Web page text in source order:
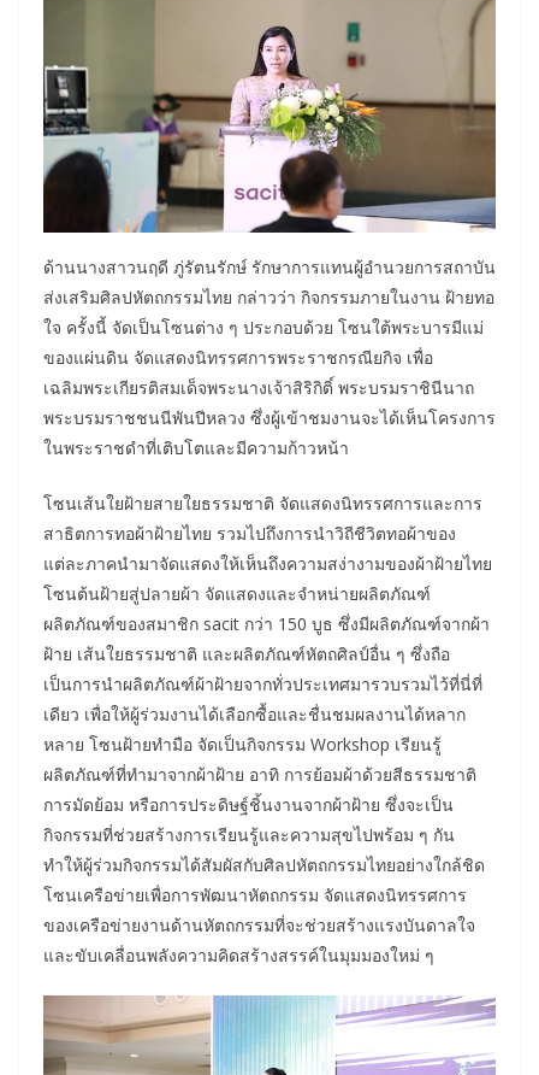
ด้านนางสาวนฤดี ภู่รัตนรักษ์ รักษาการแทนผู้อำนวยการสถาบัน
ส่งเสริมศิลปหัตถกรรมไทย กล่าวว่า กิจกรรมภายในงาน ฝ้ายทอ
ใจ ครั้งนี้ จัดเป็นโซนต่าง ๆ ประกอบด้วย โซนใต้พระบารมีแม่
ของแผ่นดิน จัดแสดงนิทรรศการพระราชกรณียกิจ เพื่อ
เฉลิมพระเกียรติสมเด็จพระนางเจ้าสิริกิติ์ พระบรมราชินีนาถ
พระบรมราชชนนีพันปีหลวง ซึ่งผู้เข้าชมงานจะได้เห็นโครงการ
ในพระราชดำที่เติบโตและมีความก้าวหน้า
โซนเส้นใยฝ้ายสายใยธรรมชาติ จัดแสดงนิทรรศการและการ
สาธิตการทอผ้าฝ้ายไทย รวมไปถึงการนำวิถีชีวิตทอผ้าของ
แต่ละภาคนำมาจัดแสดงให้เห็นถึงความสง่างามของผ้าฝ้ายไทย
โซนต้นฝ้ายสู่ปลายผ้า จัดแสดงและจำหน่ายผลิตภัณฑ์
ผลิตภัณฑ์ของสมาชิก sacit กว่า 150 บูธ ซึ่งมีผลิตภัณฑ์จากผ้า
ฝ้าย เส้นใยธรรมชาติ และผลิตภัณฑ์หัตถศิลป์อื่น ๆ ซึ่งถือ
เป็นการนำผลิตภัณฑ์ผ้าฝ้ายจากทั่วประเทศมารวบรวมไว้ที่นี่ที่
เดียว เพื่อให้ผู้ร่วมงานได้เลือกซื้อและชื่นชมผลงานได้หลาก
หลาย โซนฝ้ายทำมือ จัดเป็นกิจกรรม Workshop เรียนรู้
ผลิตภัณฑ์ที่ทำมาจากผ้าฝ้าย อาทิ การย้อมผ้าด้วยสีธรรมชาติ
การมัดย้อม หรือการประดิษฐ์ชิ้นงานจากผ้าฝ้าย ซึ่งจะเป็น
กิจกรรมที่ช่วยสร้างการเรียนรู้และความสุขไปพร้อม ๆ กัน
ทำให้ผู้ร่วมกิจกรรมได้สัมผัสกับศิลปหัตถกรรมไทยอย่างใกล้ชิด
โซนเครือข่ายเพื่อการพัฒนาหัตถกรรม จัดแสดงนิทรรศการ
ของเครือข่ายงานด้านหัตถกรรมที่จะช่วยสร้างแรงบันดาลใจ
และขับเคลื่อนพลังความคิดสร้างสรรค์ในมุมมองใหม่ ๆ